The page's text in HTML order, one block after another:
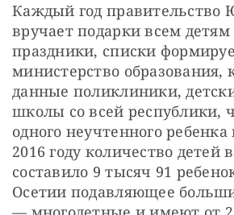
Каждый год правительство
вручает подарки всем
праздники, списки
министерство образования,
данные поликлиники,
школы со всей республики,
одного неучтенного ребенка
2016 году количество детей
составило 9 тысяч 91
Осетии подавляющее